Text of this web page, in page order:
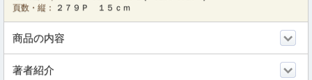
頁数・縦：
２７９Ｐ １５ｃｍ
商品の内容
著者紹介